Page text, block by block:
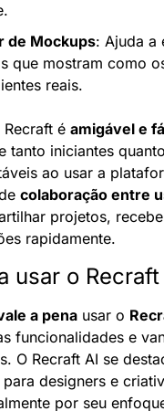
de Mockups: Ajuda a
que mostram como
reais.
é amigável e
tanto iniciantes
ao usar a
colaboração entre
projetos,
rapidamente.
usar o Recraft
a pena usar o
funcionalidades e
O Recraft AI se
designers e
por seu